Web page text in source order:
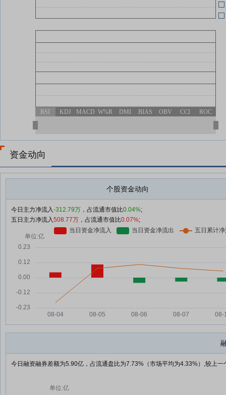
查看更多
RSI KDJ MACD W%R DMI BIAS OBV CCI ROC
资金动向
个股资金动向
今日主力净流入-312.79万 ，占流通市值比0.04%;
五日主力净流入508.77万 ，占流通市值比0.07%;
今日融资融券差额为5.90亿，占流通盘比为7.73%（市场平均为4.33%）,较上一